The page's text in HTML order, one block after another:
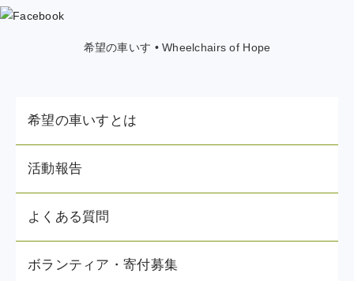
希望の車いす • Wheelchairs of Hope
希望の車いすとは
活動報告
よくある質問
ボランティア・寄付募集